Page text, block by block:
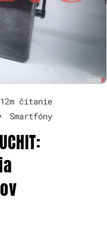
12m čítanie
Smartfóny